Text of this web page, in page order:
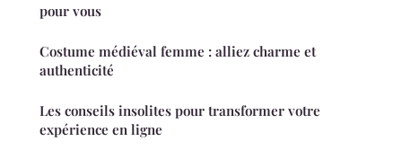
pour vous
Costume médiéval femme : alliez charme et
authenticité
Les conseils insolites pour transformer votre
expérience en ligne